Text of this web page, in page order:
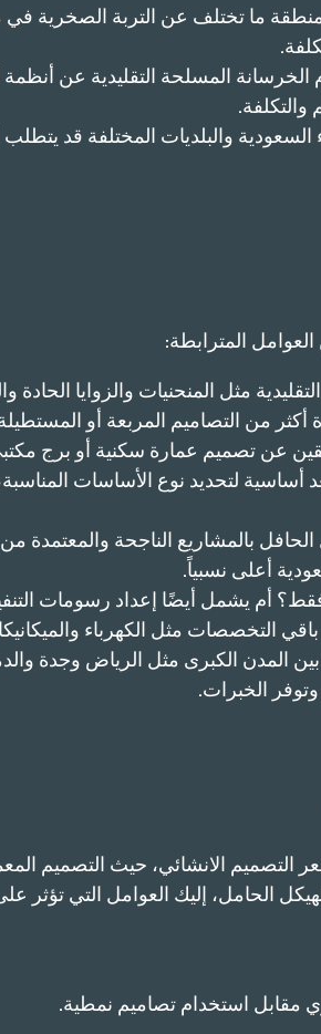
منطقة ما تختلف عن التربة الصخرية
المسلحة التقليدية عن أنظمة
والتكلفة.
السعودية والبلديات المختلفة قد
المترابطة:
مثل المنحنيات والزوايا الحادة
من التصاميم المربعة أو المستطيلة
عن تصميم عمارة سكنية أو برج
أساسية لتحديد نوع الأساسات
بالمشاريع الناجحة والمعتمدة
أعلى نسبياً.
أم يشمل أيضًا إعداد رسومات
التخصصات مثل الكهرباء
المدن الكبرى مثل الرياض وجدة
الخبرات.
التصميم الانشائي، حيث التصميم
الحامل، إليك العوامل التي
استخدام تصاميم نمطية.